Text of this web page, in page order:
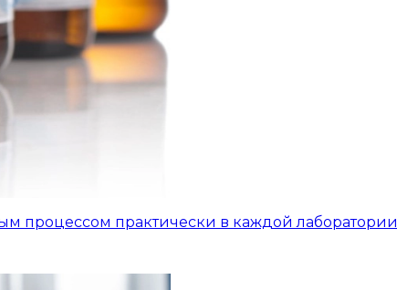
процессом практически в каждой лаборатории